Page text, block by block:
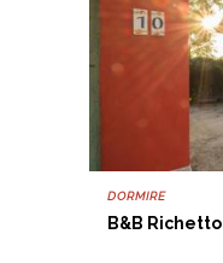
DORMIRE
B&B Richetto